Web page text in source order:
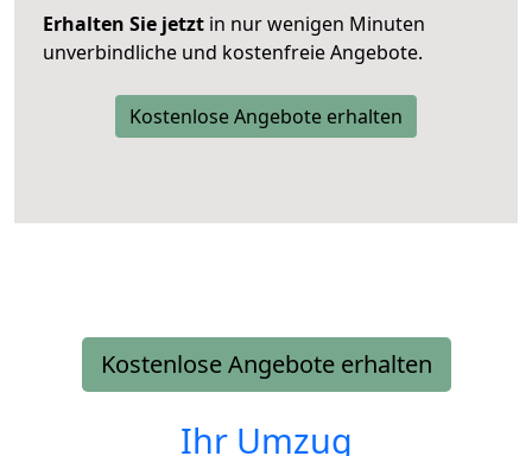
Erhalten Sie jetzt in nur wenigen Minuten
unverbindliche und kostenfreie Angebote.
Kostenlose Angebote erhalten
Kostenlose Angebote erhalten
Ihr Umzug